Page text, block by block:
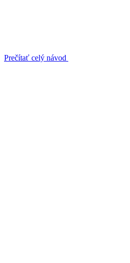
Prečítať celý návod